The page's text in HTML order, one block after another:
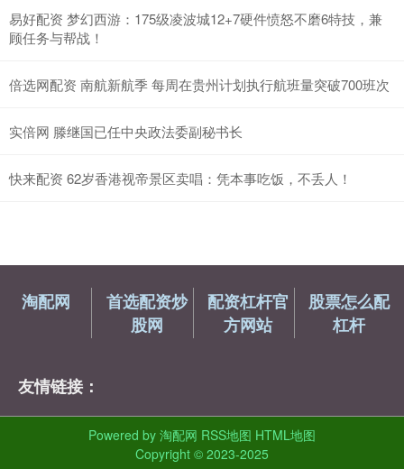
易好配资 梦幻西游：175级凌波城12+7硬件愤怒不磨6特技，兼
顾任务与帮战！
倍选网配资 南航新航季 每周在贵州计划执行航班量突破700班次
实倍网 滕继国已任中央政法委副秘书长
快来配资 62岁香港视帝景区卖唱：凭本事吃饭，不丢人！
淘配网
首选配资炒
股网
配资杠杆官
方网站
股票怎么配
杠杆
友情链接：
Powered by 淘配网 RSS地图 HTML地图
Copyright © 2023-2025